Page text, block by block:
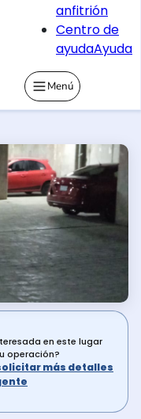
anfitrión
Centro de
ayudaAyuda
Menú
en este lugar
operación?
más detalles